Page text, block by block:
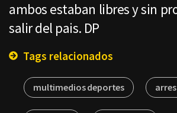
ambos estaban libres y sin
salir del pais. DP
Tags relacionados
multimedios deportes